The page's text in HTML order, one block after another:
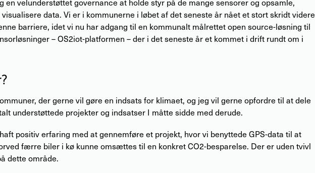
en velunderstøttet governance at holde styr på de mange sensorer og opsamle,
data. Vi er i kommunerne i løbet af det seneste år nået et stort skridt videre
barriere, idet vi nu har adgang til en kommunalt målrettet open source-løsning til
– OS2iot-platformen – der i det seneste år et kommet i drift rundt om i
der gerne vil gøre en indsats for klimaet, og jeg vil gerne opfordre til at dele
understøttede projekter og indsatser I måtte sidde med derude.
positiv erfaring med at gennemføre et projekt, hvor vi benyttede GPS-data til at
færre biler i kø kunne omsættes til en konkret CO2-besparelse. Der er uden tvivl
dette område.